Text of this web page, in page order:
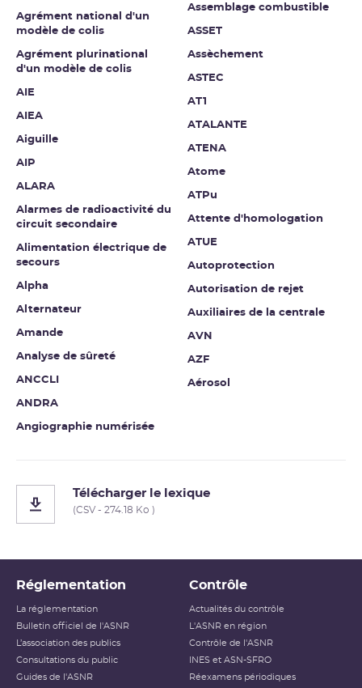
Agrément national d'un
modèle de colis
Agrément plurinational
d'un modèle de colis
AIE
AIEA
Aiguille
AIP
ALARA
Alarmes de radioactivité du
circuit secondaire
Alimentation électrique de
secours
Alpha
Alternateur
Amande
Analyse de sûreté
ANCCLI
ANDRA
Angiographie numérisée
Assemblage combustible
ASSET
Assèchement
ASTEC
AT1
ATALANTE
ATENA
Atome
ATPu
Attente d'homologation
ATUE
Autoprotection
Autorisation de rejet
Auxiliaires de la centrale
AVN
AZF
Aérosol
Télécharger le lexique
(CSV - 274.18 Ko )
Réglementation
La réglementation
Bulletin officiel de l'ASNR
L’association des publics
Consultations du public
Guides de l'ASNR
Contrôle
Actualités du contrôle
L'ASNR en région
Contrôle de l'ASNR
INES et ASN-SFRO
Réexamens périodiques